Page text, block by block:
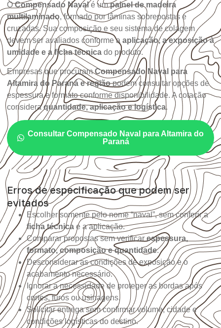
OCompensado Navalé umpainel de madeira
multilaminado, formado por lâminas sobrepostas e
cruzadas. Sua composição e seu sistema de colagem
devem ser avaliados conforme a aplicação, a exposição à
umidade e a ficha técnica do produto.
Empresas que procuramCompensado Naval para
Altamira do Paraná e regiãopodem consultar opções de
espessura e formato conforme disponibilidade. A cotação
consideraquantidade, aplicação e logística.
Consultar Compensado Naval para Altamira do
Paraná
Erros de especificação que podem ser
evitados
Escolher somente pelo nome “naval”, sem conferir a
ficha técnica e a aplicação.
Comparar propostas sem verificar espessura,
formato, composição e quantidade.
Desconsiderar as condições de exposição e o
acabamento necessário.
Ignorar a necessidade de proteger as bordas após
cortes, furos ou usinagens.
Solicitar entrega sem confirmar volume, cidade e
condições logísticas do destino.